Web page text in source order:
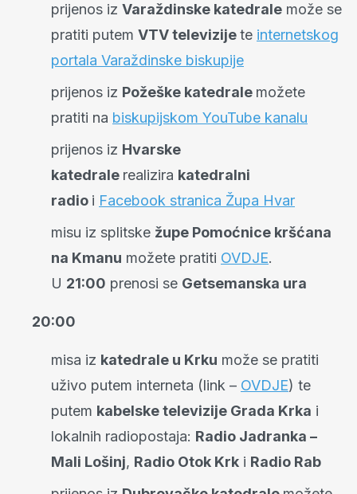
prijenos iz Varaždinske katedrale može se
pratiti putem VTV televizijete internetskog
portala Varaždinske biskupije
prijenos iz Požeške katedrale možete
pratiti na biskupijskom YouTube kanalu
prijenos iz Hvarske
katedrale realizira katedralni
radio i Facebook stranica Župa Hvar
misu iz splitske župe Pomoćnice kršćana
na Kmanu možete pratiti OVDJE.
U 21:00 prenosi se Getsemanska ura
20:00
misa iz katedrale u Krku može se pratiti
uživo putem interneta (link – OVDJE) te
putem kabelske televizije Grada Krka i
lokalnih radiopostaja: Radio Jadranka –
Mali Lošinj, Radio Otok Krk i Radio Rab